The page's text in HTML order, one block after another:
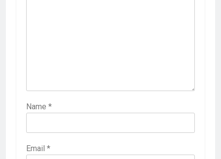
Name *
Email *